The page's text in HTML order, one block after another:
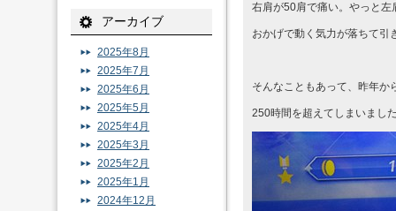
右肩が50肩で痛い。やっと左
おかげで動く気力が落ちて引
そんなこともあって、昨年か
250時間を超えてしまいまし
アーカイブ
2025年8月
2025年7月
2025年6月
2025年5月
2025年4月
2025年3月
2025年2月
2025年1月
2024年12月